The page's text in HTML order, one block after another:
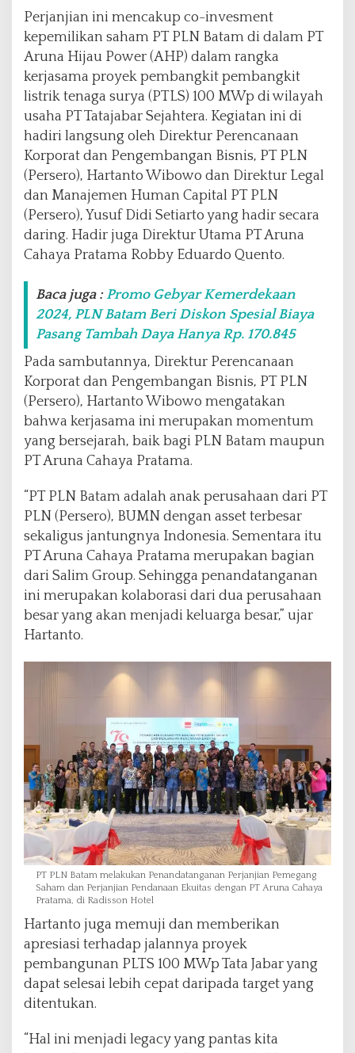
a
K
e
l
o
a
P
L
T
G
r
o
u
M
o
u
t
e
T
e
r
b
e
a
r
d
i
I
n
d
o
s
i
Perjanjian ini mencakup co-invesment
kepemilikan saham PT PLN Batam di dalam PT
Aruna Hijau Power (AHP) dalam rangka
kerjasama proyek pembangkit pembangkit
listrik tenaga surya (PTLS) 100 MWp di wilayah
usaha PT Tatajabar Sejahtera. Kegiatan ini di
hadiri langsung oleh Direktur Perencanaan
Korporat dan Pengembangan Bisnis, PT PLN
(Persero), Hartanto Wibowo dan Direktur Legal
dan Manajemen Human Capital PT PLN
(Persero), Yusuf Didi Setiarto yang hadir secara
daring. Hadir juga Direktur Utama PT Aruna
Cahaya Pratama Robby Eduardo Quento.
Baca juga :Promo Gebyar Kemerdekaan
2024, PLN Batam Beri Diskon Spesial Biaya
Pasang Tambah Daya Hanya Rp. 170.845
Pada sambutannya, Direktur Perencanaan
Korporat dan Pengembangan Bisnis, PT PLN
(Persero), Hartanto Wibowo mengatakan
bahwa kerjasama ini merupakan momentum
yang bersejarah, baik bagi PLN Batam maupun
PT Aruna Cahaya Pratama.
“PT PLN Batam adalah anak perusahaan dari PT
PLN (Persero), BUMN dengan asset terbesar
sekaligus jantungnya Indonesia. Sementara itu
PT Aruna Cahaya Pratama merupakan bagian
dari Salim Group. Sehingga penandatanganan
ini merupakan kolaborasi dari dua perusahaan
besar yang akan menjadi keluarga besar,” ujar
Hartanto.
PT PLN Batam melakukan Penandatanganan Perjanjian Pemegang
Saham dan Perjanjian Pendanaan Ekuitas dengan PT Aruna Cahaya
Pratama, di Radisson Hotel
Hartanto juga memuji dan memberikan
apresiasi terhadap jalannya proyek
pembangunan PLTS 100 MWp Tata Jabar yang
dapat selesai lebih cepat daripada target yang
ditentukan.
“Hal ini menjadi legacy yang pantas kita